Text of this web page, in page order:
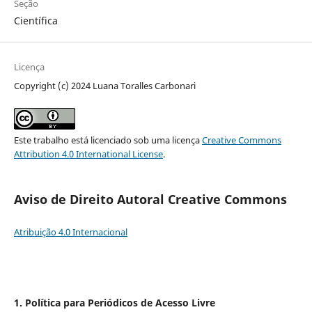
Seção
Científica
Licença
Copyright (c) 2024 Luana Toralles Carbonari
Este trabalho está licenciado sob uma licençaCreative Commons
Attribution 4.0 International License.
Aviso de Direito Autoral Creative Commons
Atribuição 4.0 Internacional
1. Política para Periódicos de Acesso Livre